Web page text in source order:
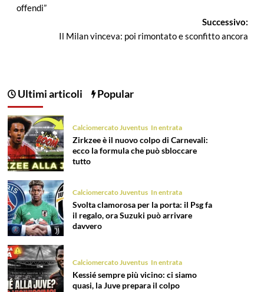
articolo
offendi”
Successivo:
Il Milan vinceva: poi rimontato e sconfitto ancora
Ultimi articoli Popular
Calciomercato Juventus In entrata
Zirkzee è il nuovo colpo di Carnevali:
ecco la formula che può sbloccare
tutto
Calciomercato Juventus In entrata
Svolta clamorosa per la porta: il Psg fa
il regalo, ora Suzuki può arrivare
davvero
Calciomercato Juventus In entrata
Kessié sempre più vicino: ci siamo
quasi, la Juve prepara il colpo